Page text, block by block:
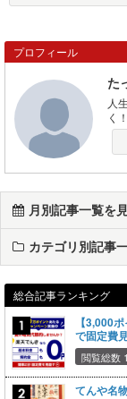
プロフィール
た
人
く！
月別記事一覧を
カテゴリ別記事
総合記事ランキング
【3,000
で固定費
閲覧総数
てんや名